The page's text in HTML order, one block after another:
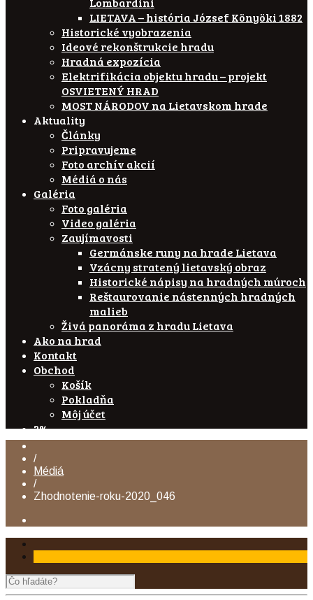
LIETAVA – história József Könyöki 1882
Historické vyobrazenia
Ideové rekonštrukcie hradu
Hradná expozícia
Elektrifikácia objektu hradu – projekt
OSVIETENÝ HRAD
MOST NÁRODOV na Lietavskom hrade
Aktuality
Články
Pripravujeme
Foto archív akcií
Médiá o nás
Galéria
Foto galéria
Video galéria
Zaujímavosti
Germánske runy na hrade Lietava
Vzácny stratený lietavský obraz
Historické nápisy na hradných múroch
Reštaurovanie nástenných hradných
malieb
Živá panoráma z hradu Lietava
Ako na hrad
Kontakt
Obchod
Košík
Pokladňa
Môj účet
2%
/
Médiá
/
Zhodnotenie-roku-2020_046